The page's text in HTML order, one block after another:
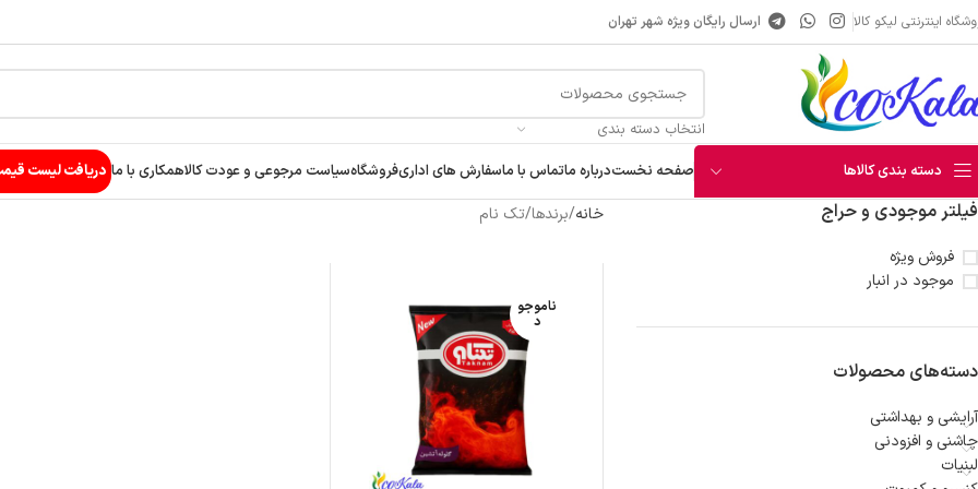
اینترنتی لیکو کالا ارسال رایگان ویژه شهر تهران
انتخاب دسته بندی
دسته بندی کالاها
آبمیوه
شربت
صفحه نخستدرباره ماتماس با ماسفارش های اداریفروشگاهسیاست مرجوعی و عودت کالاهمکاری با ما دریافت لیست
فیلتر موجودی و حراج
فروش ویژه
موجود در انبار
دسته‌های محصولات
آرایشی و بهداشتی
چاشنی و افزودنی
لبنیات
خانه برندها تک نام
ناموجو
د